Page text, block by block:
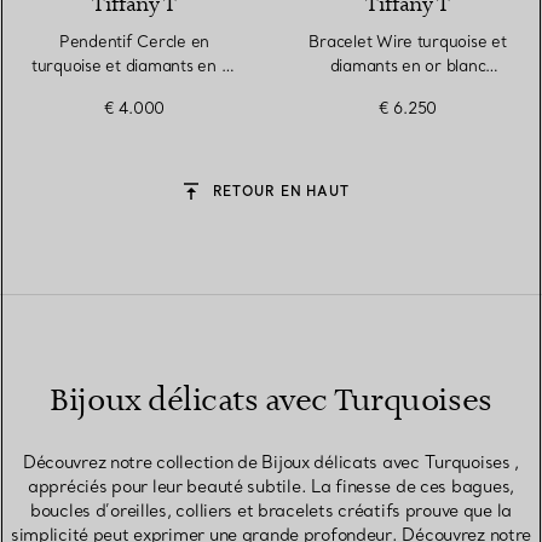
Pendentif Cercle en
turquoise et diamants en or
€ 4.000
Bracelet Wire turquoise et
diamants en or blanc
€ 6.250
RETOUR EN HAUT
Bijoux délicats avec Turquoises
Découvrez notre collection de Bijoux délicats avec Turquoises ,
appréciés pour leur beauté subtile. La finesse de ces bagues,
boucles d’oreilles, colliers et bracelets créatifs prouve que la
simplicité peut exprimer une grande profondeur. Découvrez notre